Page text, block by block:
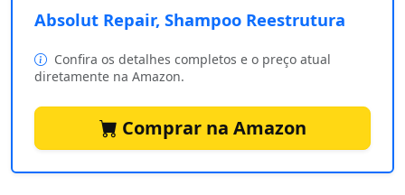
Absolut Repair, Shampoo Reestrutura
Confira os detalhes completos e o preço atual
diretamente na Amazon.
Comprar na Amazon